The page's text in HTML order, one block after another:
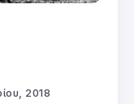
2018